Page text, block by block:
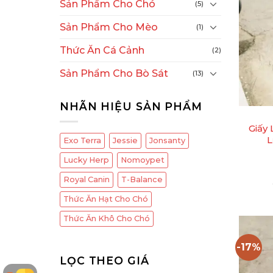
Sản Phẩm Cho Chó (5)
Sản Phẩm Cho Mèo (1)
Thức Ăn Cá Cảnh (2)
Sản Phẩm Cho Bò Sát (13)
NHÃN HIỆU SẢN PHẨM
Exo Terra Jessie Jonsanty
Lucky Herp Nomoypet
Royal Canin T-Balance
Thức Ăn Hạt Cho Chó
Thức Ăn Khô Cho Chó
LỌC THEO GIÁ
+
Giấy
-17%